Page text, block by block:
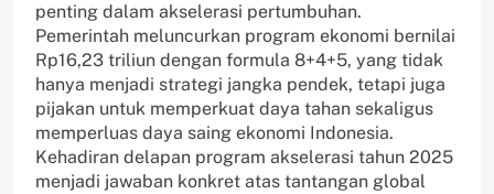
penting dalam akselerasi pertumbuhan.
Pemerintah meluncurkan program ekonomi bernilai
Rp16,23 triliun dengan formula 8+4+5, yang tidak
hanya menjadi strategi jangka pendek, tetapi juga
pijakan untuk memperkuat daya tahan sekaligus
memperluas daya saing ekonomi Indonesia.
Kehadiran delapan program akselerasi tahun 2025
menjadi jawaban konkret atas tantangan global